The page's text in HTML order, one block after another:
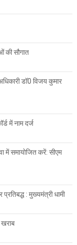
की सौगात
डॉ0 विजय कुमार
में नाम दर्ज
में समायोजित करें: सीएम
: मुख्यमंत्री धामी